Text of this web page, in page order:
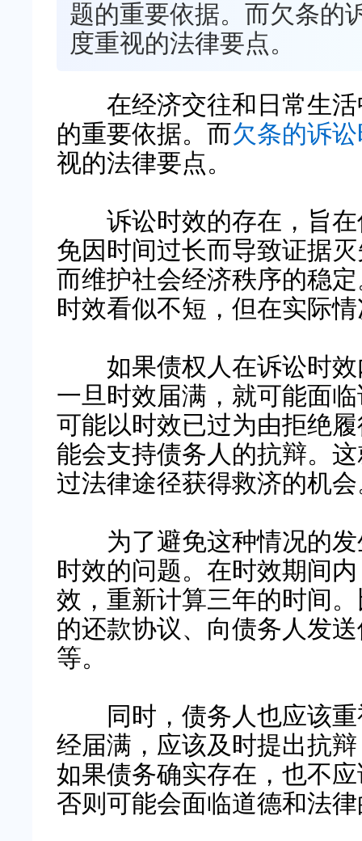
题的重要依据。而欠条的
度重视的法律要点。
在经济交往和日常生活
的重要依据。而欠条的诉
视的法律要点。
诉讼时效的存在，旨在
免因时间过长而导致证据
而维护社会经济秩序的稳
时效看似不短，但在实际
如果债权人在诉讼时效
一旦时效届满，就可能面
可能以时效已过为由拒绝
能会支持债务人的抗辩。
过法律途径获得救济的机
为了避免这种情况的发
时效的问题。在时效期间
效，重新计算三年的时间
的还款协议、向债务人发
等。
同时，债务人也应该重
经届满，应该及时提出抗
如果债务确实存在，也不
否则可能会面临道德和法